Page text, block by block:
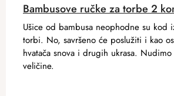
Bambusove ručke za torbe 2
Ušice od bambusa neophodne su kod
torbi. No, savršeno će poslužiti i kao
hvatača snova i drugih ukrasa.
veličine.